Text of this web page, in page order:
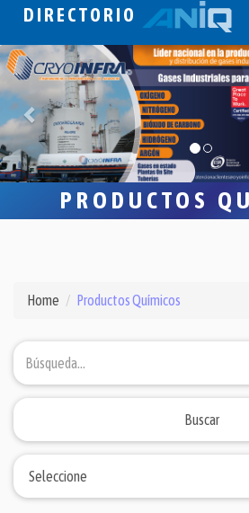
DIRECTORIO
PRODUCTOS
Home Productos Químicos